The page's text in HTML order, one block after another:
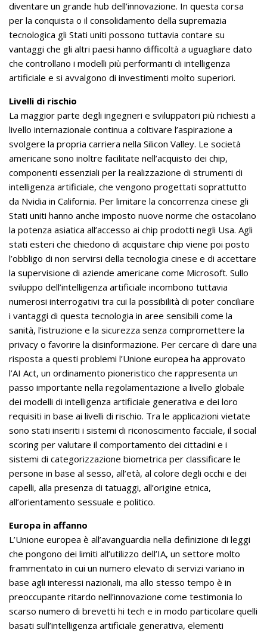
diventare un grande hub dell’innovazione. In questa corsa
per la conquista o il consolidamento della supremazia
tecnologica gli Stati uniti possono tuttavia contare su
vantaggi che gli altri paesi hanno difficoltà a uguagliare dato
che controllano i modelli più performanti di intelligenza
artificiale e si avvalgono di investimenti molto superiori.
Livelli di rischio
La maggior parte degli ingegneri e sviluppatori più richiesti a
livello internazionale continua a coltivare l’aspirazione a
svolgere la propria carriera nella Silicon Valley. Le società
americane sono inoltre facilitate nell’acquisto dei chip,
componenti essenziali per la realizzazione di strumenti di
intelligenza artificiale, che vengono progettati soprattutto
da Nvidia in California. Per limitare la concorrenza cinese gli
Stati uniti hanno anche imposto nuove norme che ostacolano
la potenza asiatica all’accesso ai chip prodotti negli Usa. Agli
stati esteri che chiedono di acquistare chip viene poi posto
l’obbligo di non servirsi della tecnologia cinese e di accettare
la supervisione di aziende americane come Microsoft. Sullo
sviluppo dell’intelligenza artificiale incombono tuttavia
numerosi interrogativi tra cui la possibilità di poter conciliare
i vantaggi di questa tecnologia in aree sensibili come la
sanità, l’istruzione e la sicurezza senza compromettere la
privacy o favorire la disinformazione. Per cercare di dare una
risposta a questi problemi l’Unione europea ha approvato
l’AI Act, un ordinamento pioneristico che rappresenta un
passo importante nella regolamentazione a livello globale
dei modelli di intelligenza artificiale generativa e dei loro
requisiti in base ai livelli di rischio. Tra le applicazioni vietate
sono stati inseriti i sistemi di riconoscimento facciale, il social
scoring per valutare il comportamento dei cittadini e i
sistemi di categorizzazione biometrica per classificare le
persone in base al sesso, all’età, al colore degli occhi e dei
capelli, alla presenza di tatuaggi, all’origine etnica,
all’orientamento sessuale e politico.
Europa in affanno
L’Unione europea è all’avanguardia nella definizione di leggi
che pongono dei limiti all’utilizzo dell’IA, un settore molto
frammentato in cui un numero elevato di servizi variano in
base agli interessi nazionali, ma allo stesso tempo è in
preoccupante ritardo nell’innovazione come testimonia lo
scarso numero di brevetti hi tech e in modo particolare quelli
basati sull’intelligenza artificiale generativa, elementi